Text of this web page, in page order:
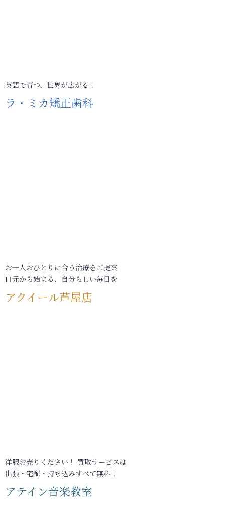
英語で育つ、世界が広がる！
ラ・ミカ矯正歯科
お一人おひとりに合う治療をご提案
口元から始まる、自分らしい毎日を
アクイール芦屋店
洋服お売りください！ 買取サービスは
出張・宅配・持ち込みすべて無料！
アテイン音楽教室